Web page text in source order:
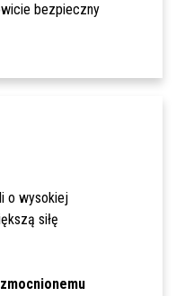
bezpieczny
o wysokiej
siłę